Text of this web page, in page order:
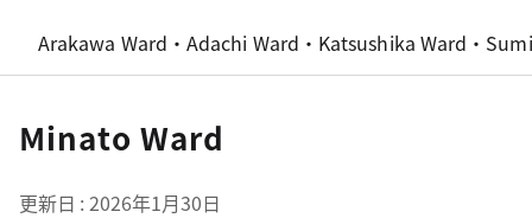
Arakawa Ward・Adachi Ward・Katsushika Ward・
Minato Ward
更新日 2026年1月30日